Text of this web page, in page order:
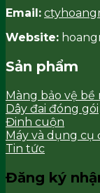
Email:
Website:
Sản phẩm
Màng bảo vệ bề
Dây đai đóng gói
Đinh cuộn
Máy và dụng cụ
Tin tức
Đăng ký